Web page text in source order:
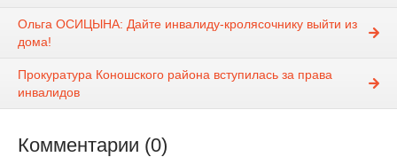
Ольга ОСИЦЫНА: Дайте инвалиду-кролясочнику выйти из
дома!
Прокуратура Коношского района вступилась за права
инвалидов
Комментарии (0)